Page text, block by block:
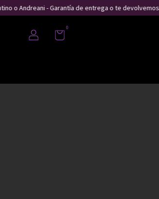
o Andreani - Garantía de entrega o te devolvemos
0